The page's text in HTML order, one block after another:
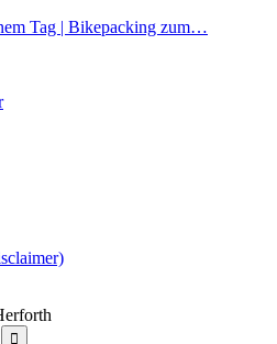
Tag | Bikepacking zum…